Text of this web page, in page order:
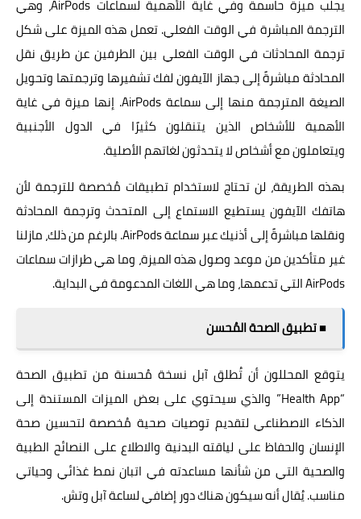
يجلب ميزة حاسمة وفي غاية الأهمية لسماعات AirPods، وهي
الترجمة المباشرة في الوقت الفعلي. تعمل هذه الميزة على شكل
ترجمة المحادثات في الوقت الفعلي بين الطرفين عن طريق نقل
المحادثة مباشرةً إلى جهاز الآيفون لفك تشفيرها وترجمتها وتحويل
الصيغة المترجمة منها إلى سماعة AirPods. إنها ميزة في غاية
الأهمية للأشخاص الذين يتنقلون كثيرًا في الدول الأجنبية
ويتعاملون مع أشخاص لا يتحدثون لغاتهم الأصلية.
بهذه الطريقة، لن تحتاج لاستخدام تطبيقات مُخصصة للترجمة لأن
هاتفك الآيفون يستطيع الاستماع إلى المتحدث وترجمة المحادثة
ونقلها مباشرةً إلى أذنيك عبر سماعة AirPods. بالرغم من ذلك، مازلنا
غير متأكدين من موعد وصول هذه الميزة، وما هي طرازات سماعات
AirPods التي تدعمها، وما هي اللغات المدعومة في البداية.
■ تطبيق الصحة المُحسن
يتوقع المحللون أن تُطلق آبل نسخة مُحسنة من تطبيق الصحة
“Health App” والذي سيحتوي على بعض الميزات المستندة إلى
الذكاء الاصطناعي لتقديم توصيات صحية مُخصصة لتحسين صحة
الإنسان والحفاظ على لياقته البدنية والاطلاع على النصائح الطبية
والصحية التي من شأنها مساعدته في اتبان نمط غذائي وحياتي
مناسب. يُقال أنه سيكون هناك دور إضافي لساعة آبل وتش.